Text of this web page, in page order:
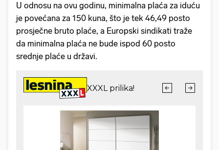
U odnosu na ovu godinu, minimalna plaća za iduću
je povećana za 150 kuna, što je tek 46,49 posto
prosječne bruto plaće, a Europski sindikati traže
da minimalna plaća ne bude ispod 60 posto
srednje plaće u državi.